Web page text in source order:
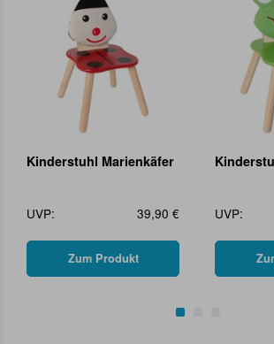
Kinderstuhl Marienkäfer
UVP: 39,90 €
Zum Produkt
UVP: